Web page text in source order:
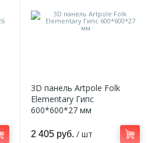
3D панель Artpole Folk
Elementary Гипс
600*600*27 мм
2 405 руб. / шт